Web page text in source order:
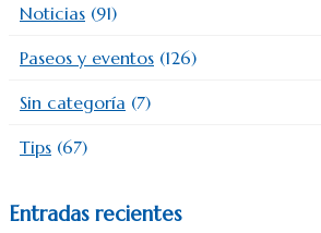
Noticias (91)
Paseos y eventos (126)
Sin categoría (7)
Tips (67)
Entradas recientes